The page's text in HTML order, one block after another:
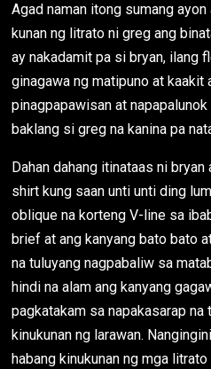
Agad naman itong sumang
kunan ng litrato ni greg ang
ay nakadamit pa si bryan, ilang
ginagawa ng matipuno at kaakit
pinagpapawisan at
baklang si greg na kanina pa
Dahan dahang itinataas ni
shirt kung saan unti unti ding
oblique na korteng V-line sa
brief at ang kanyang bato bato
na tuluyang nagpabaliw sa
hindi na alam ang kanyang
pagkatakam sa napakasarap na
kinukunan ng larawan.
habang kinukunan ng mga